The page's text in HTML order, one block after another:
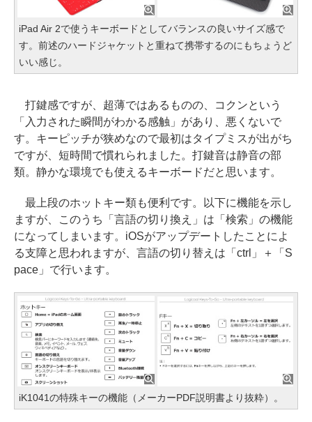
iPad Air 2で使うキーボードとしてバランスの良いサイズ感で
す。前述のハードジャケットと重ねて携帯するのにもちょうど
いい感じ。
打鍵感ですが、超薄ではあるものの、コクンという
「入力された瞬間がわかる感触」があり、悪くないで
す。キーピッチが狭めなので最初はタイプミスが出がち
ですが、短時間で慣れられました。打鍵音は静音の部
類。静かな環境でも使えるキーボードだと思います。
最上段のホットキー類も便利です。以下に機能を示し
ますが、このうち「言語の切り換え」は「検索」の機能
になってしまいます。iOSがアップデートしたことによ
る支障と思われますが、言語の切り替えは「ctrl」＋「S
pace」で行います。
iK1041の特殊キーの機能（メーカーPDF説明書より抜粋）。